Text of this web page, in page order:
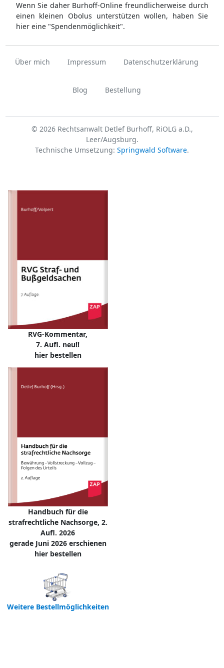
Wenn Sie daher Burhoff-Online freundlicherweise durch
einen kleinen Obolus unterstützen wollen, haben Sie
hier eine "Spendenmöglichkeit".
Über mich Impressum Datenschutzerklärung
Blog Bestellung
© 2026 Rechtsanwalt Detlef Burhoff, RiOLG a.D.,
Leer/Augsburg.
Technische Umsetzung: Springwald Software.
RVG-Kommentar,
7. Aufl. neu!!
hier bestellen
Handbuch für die
strafrechtliche Nachsorge, 2.
Aufl. 2026
gerade Juni 2026 erschienen
hier bestellen
Weitere Bestellmöglichkeiten